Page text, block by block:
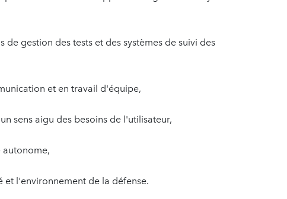
de gestion des tests et des systèmes de suivi des
et en travail d'équipe,
sens aigu des besoins de l'utilisateur,
autonome,
et l'environnement de la défense.